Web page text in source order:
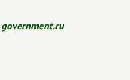
government.ru